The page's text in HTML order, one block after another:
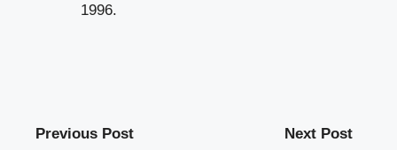
1996.
Previous Post Next Post